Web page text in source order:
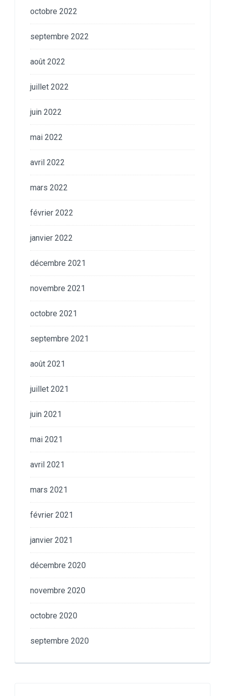
octobre 2022
septembre 2022
août 2022
juillet 2022
juin 2022
mai 2022
avril 2022
mars 2022
février 2022
janvier 2022
décembre 2021
novembre 2021
octobre 2021
septembre 2021
août 2021
juillet 2021
juin 2021
mai 2021
avril 2021
mars 2021
février 2021
janvier 2021
décembre 2020
novembre 2020
octobre 2020
septembre 2020